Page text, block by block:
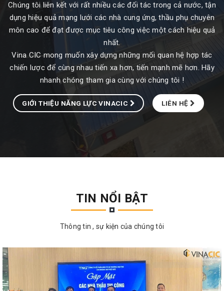
Chúng tôi liên kết với rất nhiều các đối tác trong cả nước, tận
dụng hiệu quả mạng lưới các nhà cung ứng, thầu phụ chuyên
môn cao để đạt được mục tiêu công việc một cách hiệu quả
nhất.
Vina CIC mong muốn xây dựng những mối quan hệ hợp tác
chiến lược để cùng nhau tiến xa hơn, tiến mạnh mẽ hơn. Hãy
nhanh chóng tham gia cùng với chúng tôi !
GIỚI THIỆU NĂNG LỰC VINACIC LIÊN HỆ
TIN NỔI BẬT
Thông tin , sự kiện của chúng tôi